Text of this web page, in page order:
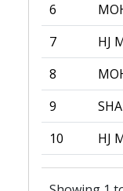
6
7
HJ
8
9
10
HJ